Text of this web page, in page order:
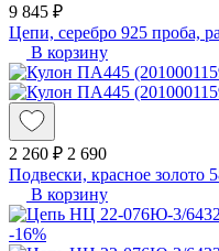
9 845 ₽
Цепи, серебро 925 проба,
В корзину
2 260 ₽ 2 690
Подвески, красное золото
В корзину
-16%